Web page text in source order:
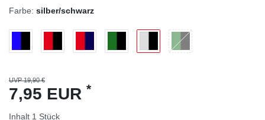
Farbe: silber/schwarz
UVP 19,90 €
7,95 EUR *
Inhalt 1 Stück